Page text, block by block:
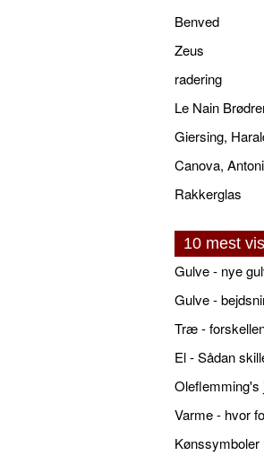
Benved
Zeus
radering
Le Nain
Giersing,
Canova,
Rakkerglas
10 mest
Gulve - nye
El - Sådan
Oleflemming's
Varme - hvor
Kønssymboler